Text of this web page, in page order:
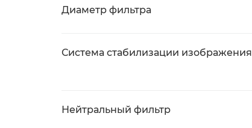
Диаметр фильтра
Система стабилизации изображения
Нейтральный фильтр